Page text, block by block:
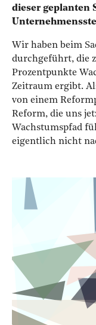
dieser geplanten
Wir haben beim
durchgeführt, die
Prozentpunkte
Zeitraum ergibt.
von einem
Reform, die uns
Wachstumspfad
eigentlich nicht